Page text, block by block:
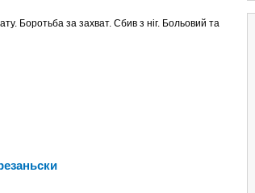
Боротьба за захват. Сбив з ніг. Больовий та